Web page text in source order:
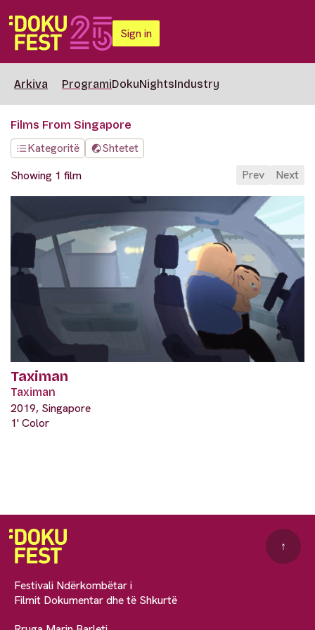
Sign in
Arkiva ProgramiDokuNightsIndustry
Films From Singapore
Kategoritë
Shtetet
Showing 1 film
Prev Next
Taximan
Taximan
2019, Singapore
1' Color
Festivali Ndërkombëtar i
Filmit Dokumentar dhe të Shkurtë
↑